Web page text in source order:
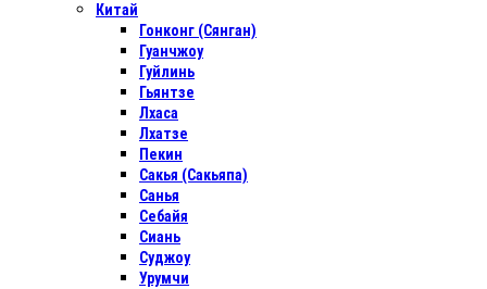
Китай
Гонконг (Сянган)
Гуанчжоу
Гуйлинь
Гьянтзе
Лхаса
Лхатзе
Пекин
Сакья (Сакьяпа)
Санья
Себайя
Сиань
Суджоу
Урумчи